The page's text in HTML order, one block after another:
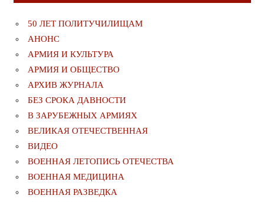
50 ЛЕТ ПОЛИТУЧИЛИЩАМ
АНОНС
АРМИЯ И КУЛЬТУРА
АРМИЯ И ОБЩЕСТВО
АРХИВ ЖУРНАЛА
БЕЗ СРОКА ДАВНОСТИ
В ЗАРУБЕЖНЫХ АРМИЯХ
ВЕЛИКАЯ ОТЕЧЕСТВЕННАЯ
ВИДЕО
ВОЕННАЯ ЛЕТОПИСЬ ОТЕЧЕСТВА
ВОЕННАЯ МЕДИЦИНА
ВОЕННАЯ РАЗВЕДКА